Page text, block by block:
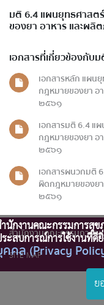
นักงานคณะกรรมการสุข
ะสบการณ์การใช้งานที่
คล (Privacy
มติ 6.4 แผนยุทธศาส
ของยา อาหาร และผ
เอกสารที่เกี่ยวข้องกับ
เอกสารหลัก แผ
กฎหมายของยา
๒๕๖๑
เอกสารมติ 6.4
กฎหมายของยา
๒๕๖๑
เอกสารผนวกมติ
ผิดกฎหมายของย
๒๕๖๑
สำนักงานคณะกรรมการสุ
SITE MAP